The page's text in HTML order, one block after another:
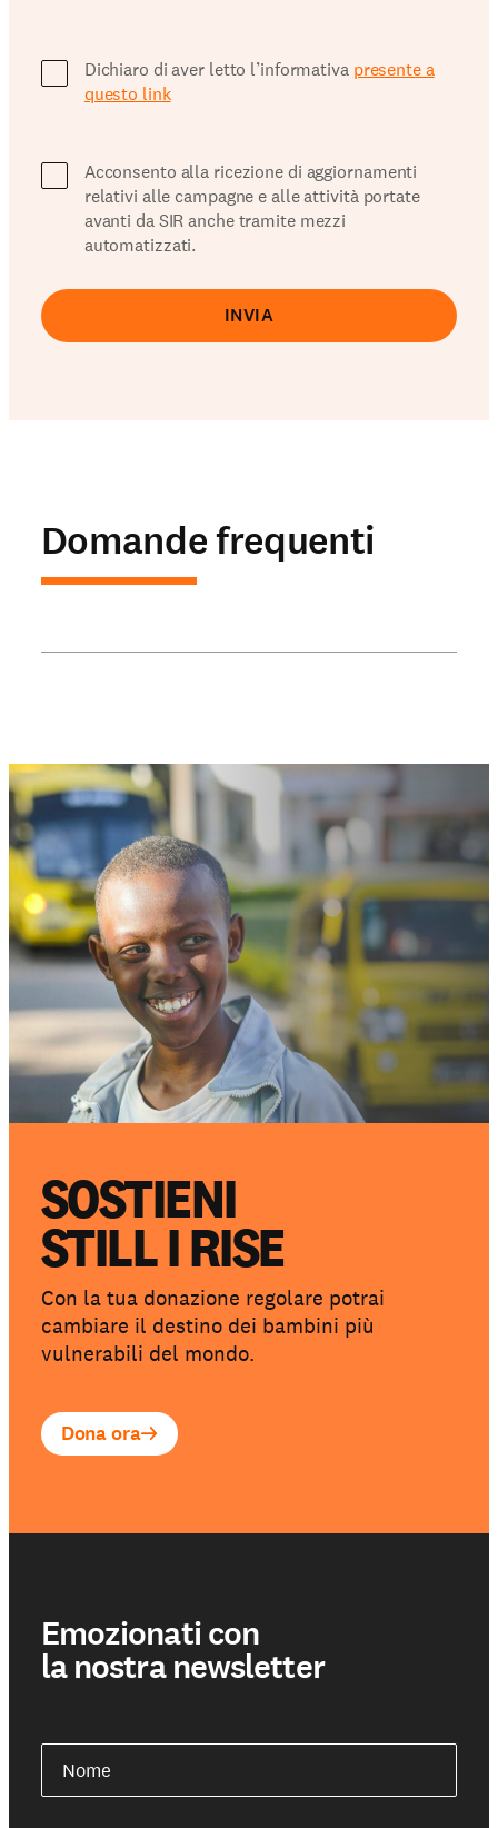
Dichiaro di aver letto l’informativa presente a
questo link
Acconsento alla ricezione di aggiornamenti
relativi alle campagne e alle attività portate
avanti da SIR anche tramite mezzi
automatizzati.
INVIA
Domande frequenti
SOSTIENI
STILL I RISE
Con la tua donazione regolare potrai
cambiare il destino dei bambini più
vulnerabili del mondo.
Dona ora
Emozionati con
la nostra newsletter
Nome